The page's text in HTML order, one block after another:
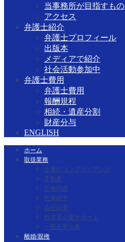
当事務所が目指すもの
アクセス
弁護士紹介
弁護士プロフィール
出版本
メディアで紹介
社会活動参加中
弁護士費用
弁護士費用
報酬規程
相続・遺産分割
財産分与
ENGLISH
ホーム
取扱業務
企業のコンプライアンス
不動産
労働問題
民事紛争
会社紛争
外資系企業サポート
一般企業法務
離婚/親権